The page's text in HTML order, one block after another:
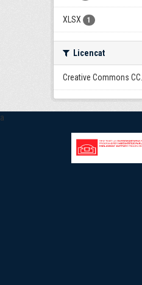
XLSX 1
Licencat
Creative Commons CC...
a